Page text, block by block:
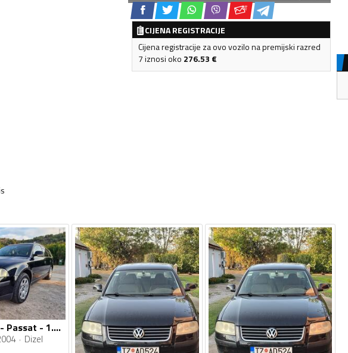
CIJENA REGISTRACIJE
Cijena registracije za ovo vozilo na premijski razred
7 iznosi oko 276.53 €
Volkswagen - Passat - 1.9 TDI 74 kW
Dizel